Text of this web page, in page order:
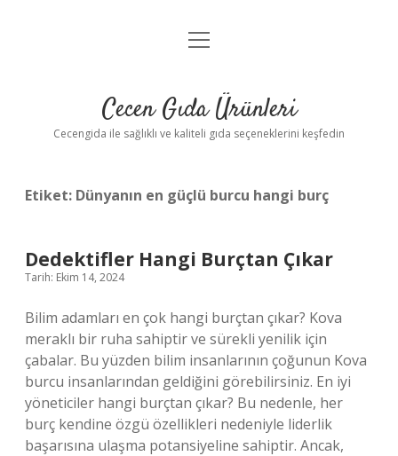
Anasayfa
Yasal Uyarı
menüyü
Cecen Gıda Ürünleri
Cecengida ile sağlıklı ve kaliteli gıda seçeneklerini keşfedin
Etiket: Dünyanın en güçlü burcu hangi burç
Dedektifler Hangi Burçtan Çıkar
Tarih: Ekim 14, 2024
Bilim adamları en çok hangi burçtan çıkar? Kova
meraklı bir ruha sahiptir ve sürekli yenilik için
çabalar. Bu yüzden bilim insanlarının çoğunun Kova
burcu insanlarından geldiğini görebilirsiniz. En iyi
yöneticiler hangi burçtan çıkar? Bu nedenle, her
burç kendine özgü özellikleri nedeniyle liderlik
başarısına ulaşma potansiyeline sahiptir. Ancak,